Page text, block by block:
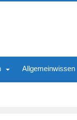
Allgemeinwissen